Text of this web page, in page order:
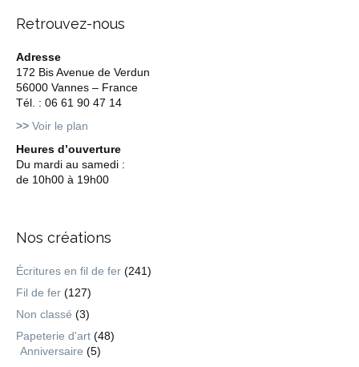
Retrouvez-nous
Adresse
172 Bis Avenue de Verdun
56000 Vannes – France
Tél. : 06 61 90 47 14
>> Voir le plan
Heures d’ouverture
Du mardi au samedi :
de 10h00 à 19h00
Nos créations
Écritures en fil de fer (241)
Fil de fer (127)
Non classé (3)
Papeterie d'art (48)
Anniversaire (5)